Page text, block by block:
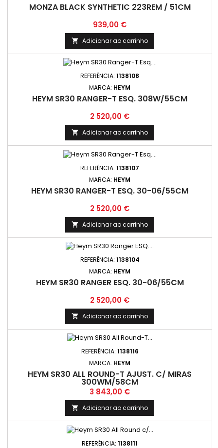
MONZA BLACK SYNTHETIC 223REM / 51CM
Preço
939,00 €
 Adicionar ao carrinho
REFERÊNCIA: 1138108
MARCA: HEYM
HEYM SR30 RANGER-T ESQ. 308W/55CM
Preço
2 520,00 €
 Adicionar ao carrinho
REFERÊNCIA: 1138107
MARCA: HEYM
HEYM SR30 RANGER-T ESQ. 30-06/55CM
Preço
2 520,00 €
 Adicionar ao carrinho
REFERÊNCIA: 1138104
MARCA: HEYM
HEYM SR30 RANGER ESQ. 30-06/55CM
Preço
2 520,00 €
 Adicionar ao carrinho
REFERÊNCIA: 1138116
MARCA: HEYM
HEYM SR30 ALL ROUND-T AJUST. C/ MIRAS
300WM/58CM
Preço
3 843,00 €
 Adicionar ao carrinho
REFERÊNCIA: 1138111